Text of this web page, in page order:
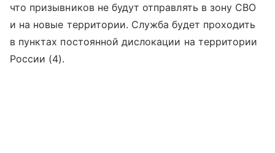
что призывников не будут отправлять в зону СВО
и на новые территории. Служба будет проходить
в пунктах постоянной дислокации на территории
России (4).